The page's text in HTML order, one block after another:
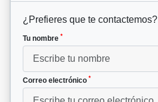
¿Prefieres que te contactemos?
Tu nombre *
Correo electrónico *